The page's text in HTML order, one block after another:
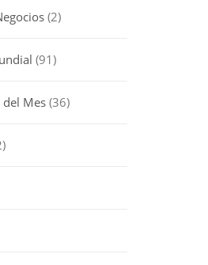
(2)
(91)
del Mes(36)